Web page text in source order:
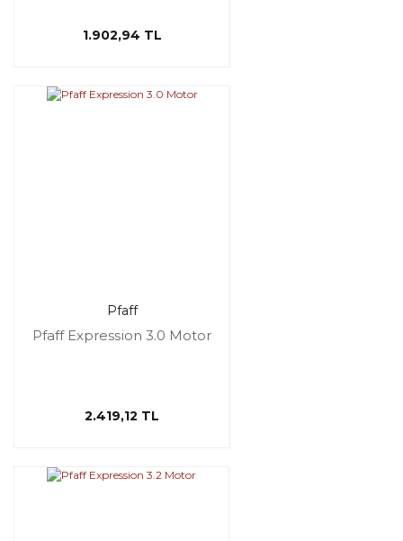
1.902,94 TL
Pfaff
Pfaff Expression 3.0 Motor
2.419,12 TL